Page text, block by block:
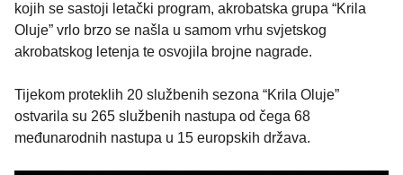
kojih se sastoji letački program, akrobatska grupa “Krila
Oluje” vrlo brzo se našla u samom vrhu svjetskog
akrobatskog letenja te osvojila brojne nagrade.
Tijekom proteklih 20 službenih sezona “Krila Oluje”
ostvarila su 265 službenih nastupa od čega 68
međunarodnih nastupa u 15 europskih država.